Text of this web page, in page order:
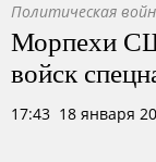
Политическая
Морпехи
войск
17:43 18 января